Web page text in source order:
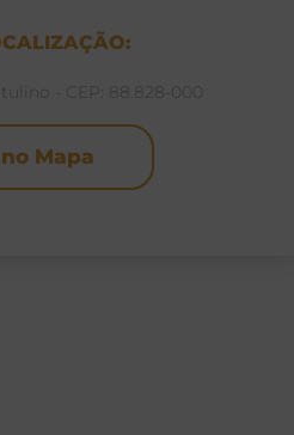
- CEP: 88.828-000
Mapa